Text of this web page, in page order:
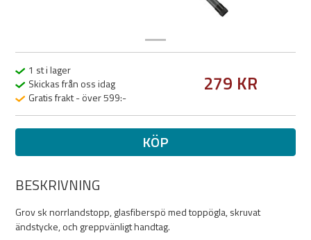
1 st i lager
Skickas från oss idag
Gratis frakt - över 599:-
279 KR
KÖP
BESKRIVNING
Grov sk norrlandstopp, glasfiberspö med toppögla, skruvat
ändstycke, och greppvänligt handtag.